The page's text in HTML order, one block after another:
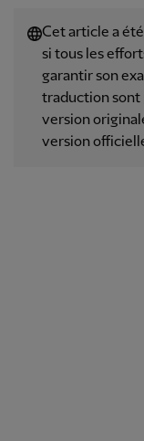
Cet article a
si tous les
garantir son
traduction sont
version
version